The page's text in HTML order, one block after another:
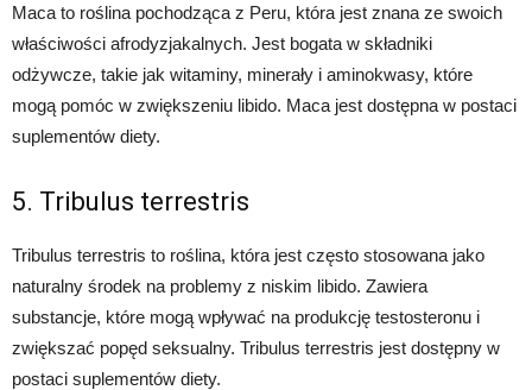
Maca to roślina pochodząca z Peru, która jest znana ze swoich
właściwości afrodyzjakalnych. Jest bogata w składniki
odżywcze, takie jak witaminy, minerały i aminokwasy, które
mogą pomóc w zwiększeniu libido. Maca jest dostępna w postaci
suplementów diety.
5. Tribulus terrestris
Tribulus terrestris to roślina, która jest często stosowana jako
naturalny środek na problemy z niskim libido. Zawiera
substancje, które mogą wpływać na produkcję testosteronu i
zwiększać popęd seksualny. Tribulus terrestris jest dostępny w
postaci suplementów diety.